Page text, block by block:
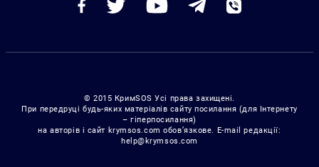
© 2015 КримSOS Усі права захищені.
При передруці будь-яких матеріалів сайту посилання (для Інтернету
– гіперпосилання)
на авторів і сайт krymsos.com обов’язкове. E-mail редакції:
help@krymsos.com